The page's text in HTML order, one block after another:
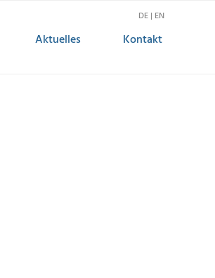
DE | EN
Aktuelles Kontakt